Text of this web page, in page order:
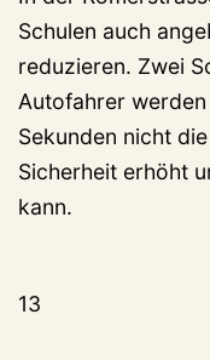
Schulen auch
reduzieren. Zwei
Autofahrer
Sekunden nicht
Sicherheit erhöht
kann.
13